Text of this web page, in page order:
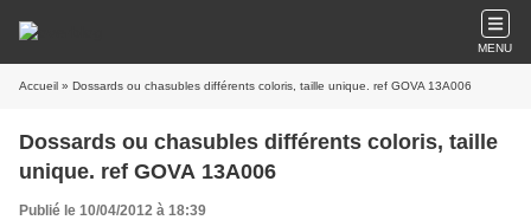
MENU
Accueil » Dossards ou chasubles différents coloris, taille unique. ref GOVA 13A006
Dossards ou chasubles différents coloris, taille
unique. ref GOVA 13A006
Publié le 10/04/2012 à 18:39